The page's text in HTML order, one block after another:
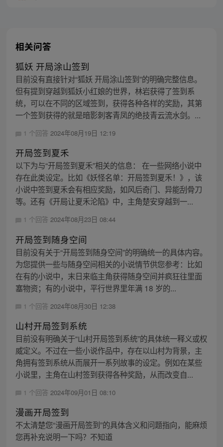
相关问答
狐妖 开局涂山签到
目前没有直接针对“狐妖 开局涂山签到”的明确完整信息。
但有提到穿越到狐妖小红娘的世界，林岩获得了签到系
统，可以在不同的区域签到，获得各种各样的奖励，其第
一个签到获得的就是暗影刺客青凤的绝技青云流水剑。...
1 个回答 2024年08月19日 12:19
开局签到夏禾
以下为与“开局签到夏禾”相关的信息： 在一些网络小说中
存在此类设定。比如《妖怪名单：开局签到夏禾！》，该
小说中签到夏禾会有相应奖励，如风后奇门、异能刮骨刀
等。还有《开局让夏禾沦陷》中，主角楚安穿越到一...
1 个回答 2024年08月23日 08:44
开局签到随身空间
目前没有关于“开局签到随身空间”的明确统一的具体内容。
为您提供一些与随身空间相关的小说情节供您参考：比如
在有的小说中，末日来临主角获得随身空间并疯狂往里面
塞物资；有的小说中，平行世界里年满 18 岁的...
1 个回答 2024年08月30日 12:38
山村开局签到系统
目前没有明确关于“山村开局签到系统”的具体统一释义或权
威定义。不过在一些小说作品中，存在以山村为背景，主
角拥有签到系统从而展开一系列故事的设定。例如在某些
小说里，主角在山村签到获得各种奖励，从而改变自...
1 个回答 2024年09月01日 08:10
漫画开局签到
不太清楚您“漫画开局签到”的具体含义和问题指向，能麻烦
您再补充说明一下吗？不知道